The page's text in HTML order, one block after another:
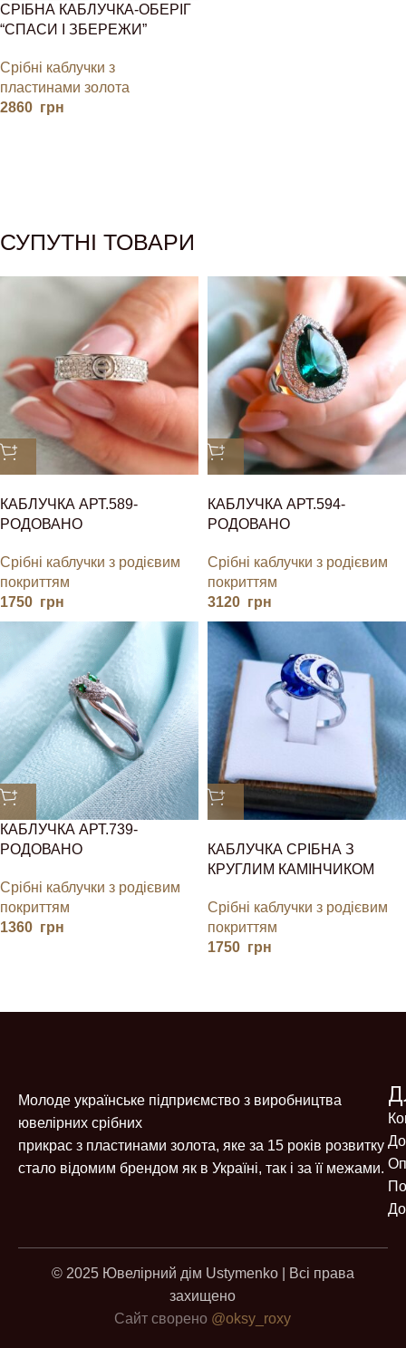
СРІБНА КАБЛУЧКА-ОБЕРІГ
“СПАСИ І ЗБЕРЕЖИ”
Срібні каблучки з
пластинами золота
2860 грн
СУПУТНІ ТОВАРИ
КАБЛУЧКА АРТ.589-
РОДОВАНО
Срібні каблучки з родієвим
покриттям
1750 грн
КАБЛУЧКА АРТ.594-
РОДОВАНО
Срібні каблучки з родієвим
покриттям
3120 грн
КАБЛУЧКА АРТ.739-
РОДОВАНО
Срібні каблучки з родієвим
покриттям
1360 грн
КАБЛУЧКА СРІБНА З
КРУГЛИМ КАМІНЧИКОМ
Срібні каблучки з родієвим
покриттям
1750 грн
Молоде українське підприємство з виробництва
ювелірних срібних
прикрас з пластинами золота, яке за 15 років розвитку
стало відомим брендом як в Україні, так і за її межами.
© 2025 Ювелірний дім Ustymenko | Всі права
захищено
Сайт сворено @oksy_roxy